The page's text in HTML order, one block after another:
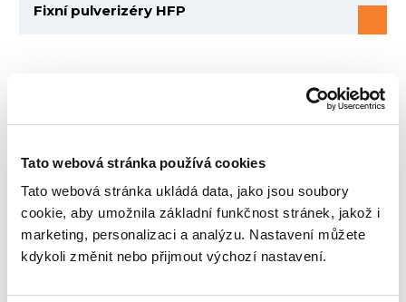
Tato webová stránka používá cookies
Tato webová stránka ukládá data, jako jsou soubory
cookie, aby umožnila základní funkčnost stránek, jakož i
marketing, personalizaci a analýzu. Nastavení můžete
kdykoli změnit nebo přijmout výchozí nastavení.
Fixní pulverizéry HFP